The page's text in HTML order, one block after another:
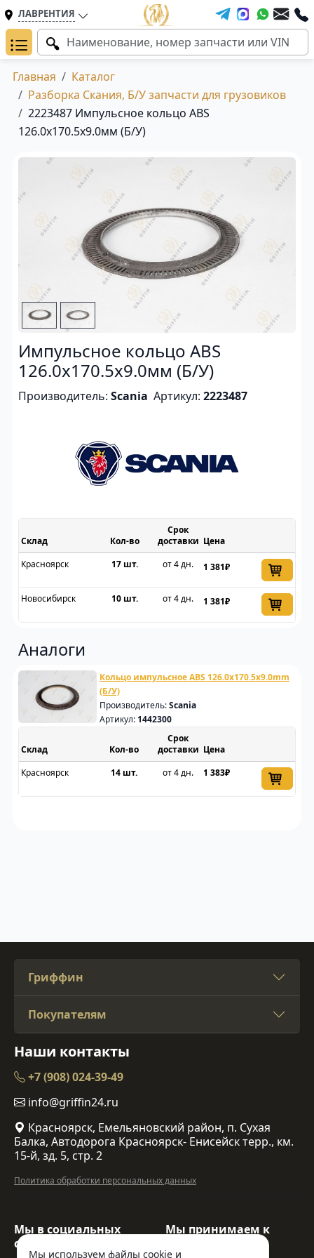
ЛАВРЕНТИЯ
Главная
Каталог
Разборка Скания, Б/У запчасти для грузовиков
2223487 Импульсное кольцо ABS
126.0x170.5x9.0мм (Б/У)
Импульсное кольцо ABS
126.0x170.5x9.0мм (Б/У)
Производитель: Scania Артикул: 2223487
Склад
Срок
доставки Цена
Красноярск
17 шт. от 4 дн. 1 381₽
Новосибирск 10 шт. от 4 дн. 1 381₽
Аналоги
Кольцо импульсное ABS 126.0x170.5x9.0mm
(Б/У)
Производитель:Scania
Артикул: 1442300
Склад
Срок
доставки Цена
Красноярск
14 шт. от 4 дн. 1 383₽
Мы используем файлы cookie и
Гриффин
Покупателям
Наши контакты
+7 (908) 024-39-49
info@griffin24.ru
Красноярск, Емельяновский район, п. Сухая
Балка, Автодорога Красноярск- Енисейск терр., км.
15-й, зд. 5, стр. 2
Политика обработки персональных данных
Мы в социальных
сетях:
Мы принимаем к